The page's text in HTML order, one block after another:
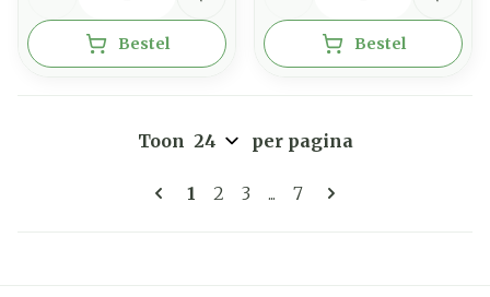
Bestel Bestel
Pagina's
U lees momenteel pagina
1 Pagina
2 Pagina
3 ... Pagina
7
Toon per pagina